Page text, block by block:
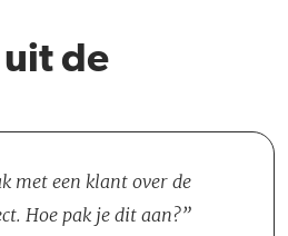
de
met een klant over de
Hoe pak je dit aan?